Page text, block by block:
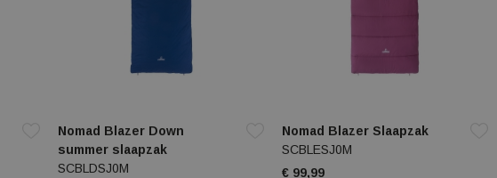
Nomad Blazer Down
summer slaapzak
SCBLDSJ0M
Nomad Blazer Slaapzak
SCBLESJ0M
€ 99,99